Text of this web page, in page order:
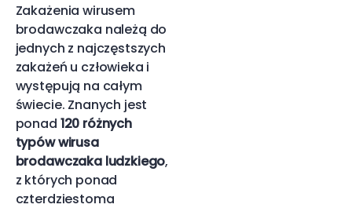
Zakażenia wirusem
brodawczaka należą do
jednych z najczęstszych
zakażeń u człowieka i
występują na całym
świecie. Znanych jest
ponad 120 różnych
typów wirusa
brodawczaka ludzkiego,
z których ponad
czterdziestoma